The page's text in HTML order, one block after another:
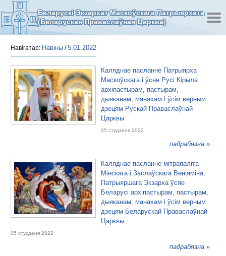
Беларускі Экзархат Маскоўскага Патрыярхата
(Беларуская Праваслаўная Царква)
Навігатар: Навіны /5.01.2022
Каляднае пасланне Патрыярха
Маскоўскага і ўсяе Русі Кірыла
архіпастырам, пастырам,
дыяканам, манахам і ўсім верным
дзецям Рускай Праваслаўнай
Царквы
05 студзеня 2022
падрабязна »
Каляднае пасланне мітрапаліта
Мінскага і Заслаўскага Веніяміна,
Патрыяршага Экзарха ўсяе
Беларусі архіпастырам, пастырам,
дыяканам, манахам і ўсім верным
дзецям Беларускай Праваслаўнай
Царквы
05 студзеня 2022
падрабязна »